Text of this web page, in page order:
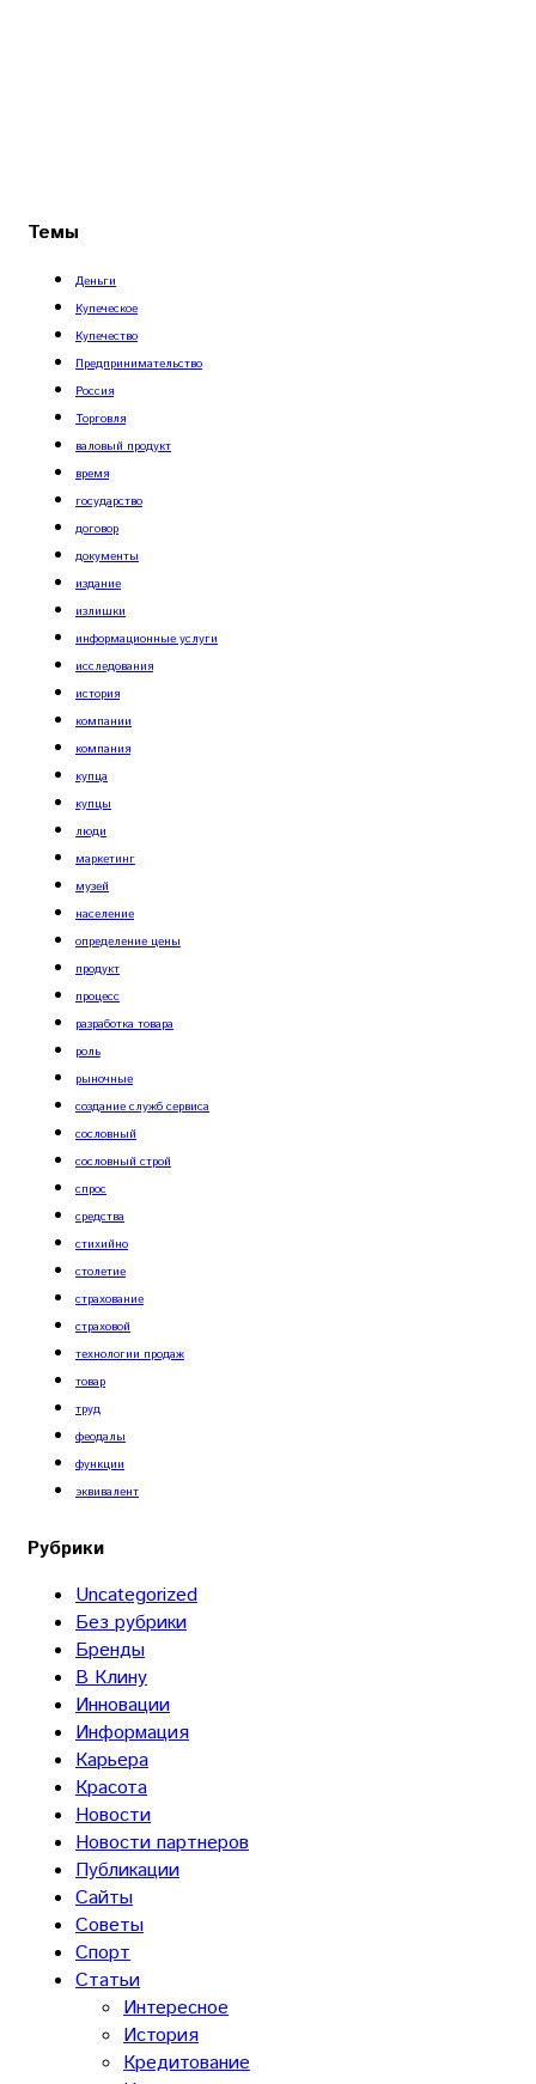
Темы
Деньги
Купеческое
Купечество
Предпринимательство
Россия
Торговля
валовый продукт
время
государство
договор
документы
издание
излишки
информационные услуги
исследования
история
компании
компания
купца
купцы
люди
маркетинг
музей
население
определение цены
продукт
процесс
разработка товара
роль
рыночные
создание служб сервиса
сословный
сословный строй
спрос
средства
стихийно
столетие
страхование
страховой
технологии продаж
товар
труд
феодалы
функции
эквивалент
Рубрики
Uncategorized
Без рубрики
Бренды
В Клину
Инновации
Информация
Карьера
Красота
Новости
Новости партнеров
Публикации
Сайты
Советы
Спорт
Статьи
Интересное
История
Кредитование